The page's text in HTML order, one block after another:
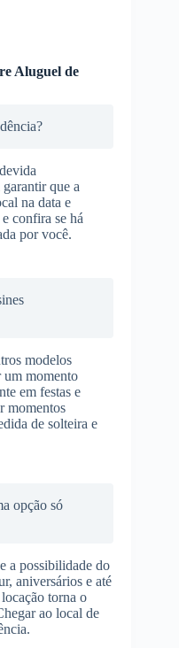
Aluguel de
que a
na data e
confira se há
por você.
modelos
um momento
em festas e
momentos
de solteira e
opção só
a possibilidade do
aniversários e até
torna o
ao local de